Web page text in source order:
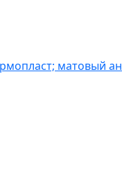
матовый ан